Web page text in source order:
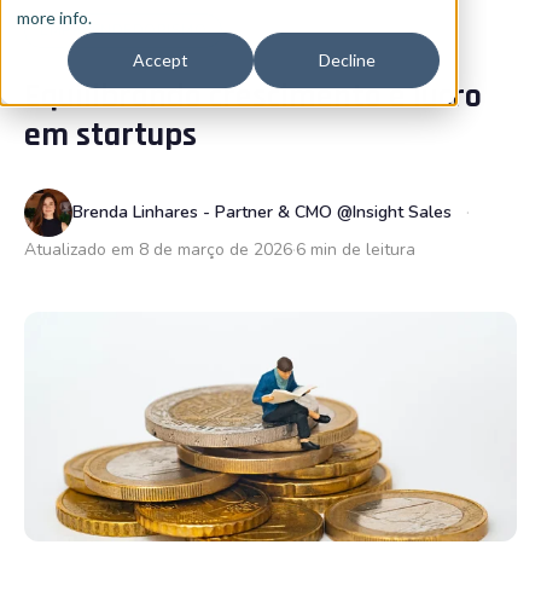
more info.
Accept Decline
Implementação HubSpot
RevOps
Consultoria de Dados e IA
Integrações
HubSpot WhiteLabel
Insights
Cases
Blog
InsightCast
PT
🇧🇷 Português
🇪🇸 Español
EMPREENDEDORISMO
Equilibrando crescimento e lucro
em startups
Brenda Linhares - Partner & CMO @Insight Sales
Atualizado em 8 de março de 2026 6 min de leitura